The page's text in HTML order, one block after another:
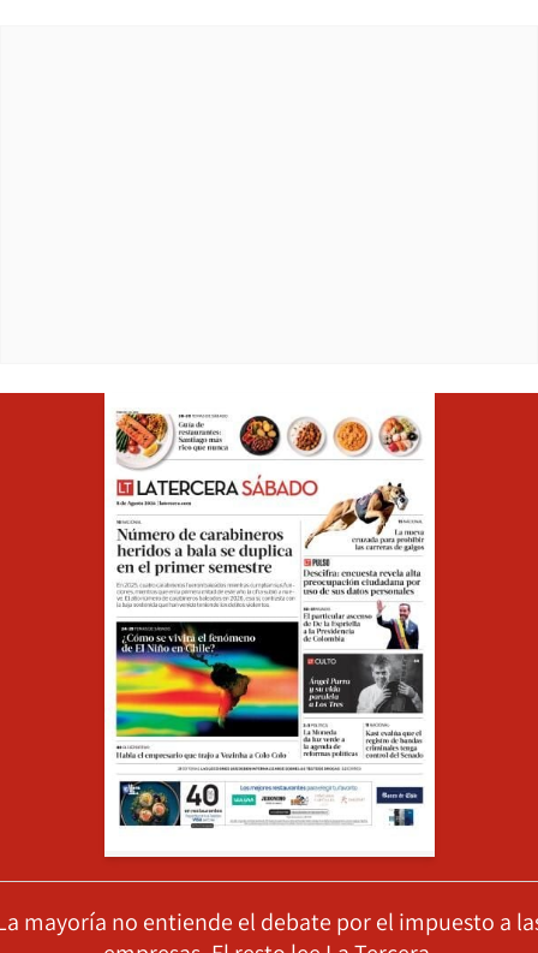
mayoría no entiende el debate por el impuesto a